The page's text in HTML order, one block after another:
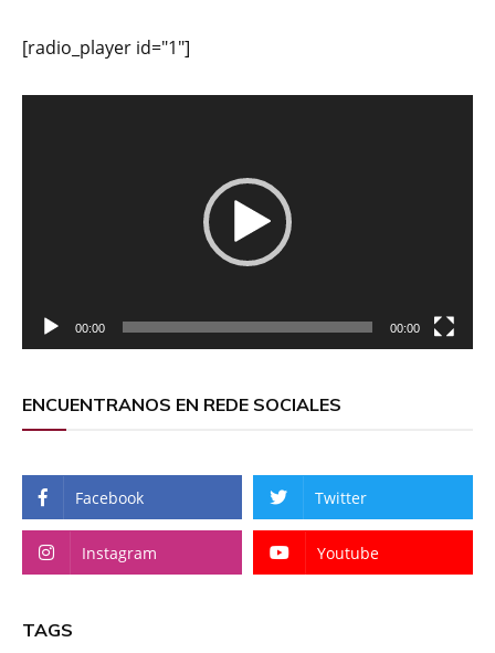
[radio_player id="1"]
00:00 00:00
ENCUENTRANOS EN REDE SOCIALES
Facebook Twitter
Instagram Youtube
TAGS